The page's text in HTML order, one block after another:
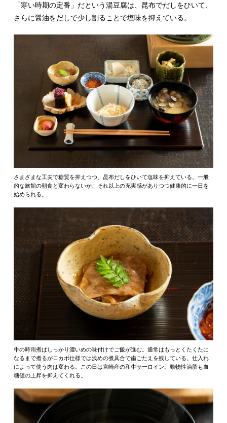
「寒い時期の定番」だという湯豆腐は、昆布でだしをひいて、
さらに醤油をだしで少し割ることで塩味を抑えている。
さまざまな工夫で糖質を抑えつつ、昆布だしをひいて塩味を抑えている。一般
的な旅館の朝食と変わらないか、それ以上の充実感がありつつ健康的に一日を
始められる。
牛の時雨煮はしっかり濃いめの味付けでご飯が進む。通常はもっとくたくたに
なるまで煮るがロカボ仕様では浅めの煮具合で歯ごたえを残している。仕入れ
によって使う肉は変わる。この日は宮崎産の和牛サーロイン。動物性油脂も血
糖値の上昇を抑えてくれる。